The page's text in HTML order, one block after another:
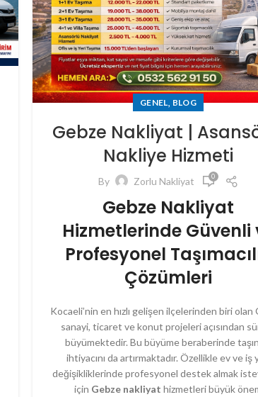
GENEL, BLOG
Gebze Nakliyat |
Nakliye Hizmeti
By Zorlu Nakliyat 0
Gebze Nakliyat
Hizmetlerinde Güvenli
Profesyonel
Çözümleri
Kocaeli’nin en hızlı gelişen ilçelerinden biri olan
sanayi, ticaret ve konut projeleri açısından
büyümektedir. Bu büyüme beraberinde
ihtiyacını da artırmaktadır. Özellikle ev ve iş
değişikliklerinde profesyonel destek almak
için Gebze nakliyat hizmetleri büyük